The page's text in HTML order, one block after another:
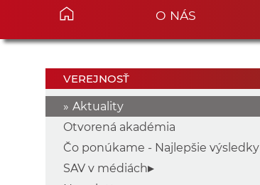
O NÁS
VEREJNOSŤ
Aktuality
Otvorená akadémia
Čo ponúkame - Najlepšie výsledky
SAV v médiách